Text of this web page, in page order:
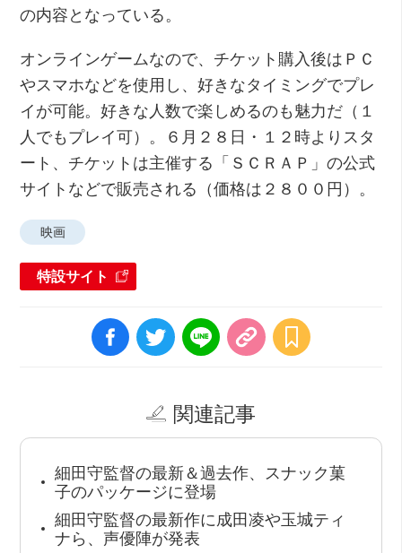
の内容となっている。
オンラインゲームなので、チケット購入後はＰＣ
やスマホなどを使用し、好きなタイミングでプレ
イが可能。好きな人数で楽しめるのも魅力だ（１
人でもプレイ可）。６月２８日・１２時よりスタ
ート、チケットは主催する「ＳＣＲＡＰ」の公式
サイトなどで販売される（価格は２８００円）。
映画
特設サイト
関連記事
細田守監督の最新＆過去作、スナック菓
子のパッケージに登場
細田守監督の最新作に成田凌や玉城ティ
ナら、声優陣が発表